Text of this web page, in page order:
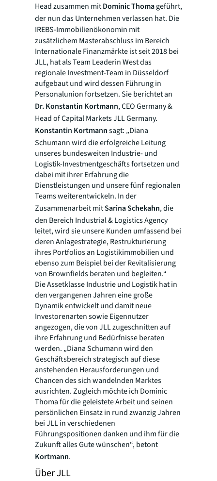
Head zusammen mitDominic Thomageführt,
der nun das Unternehmen verlassen hat. Die
IREBS-Immobilienökonomin mit
zusätzlichem Masterabschluss im Bereich
Internationale Finanzmärkte ist seit 2018 bei
JLL, hat als Team Leaderin West das
regionale Investment-Team in Düsseldorf
aufgebaut und wird dessen Führung in
Personalunion fortsetzen. Sie berichtet an
Dr. Konstantin Kortmann, CEO Germany &
Head of Capital Markets JLL Germany.
Konstantin Kortmannsagt: „Diana
Schumann wird die erfolgreiche Leitung
unseres bundesweiten Industrie- und
Logistik-Investmentgeschäfts fortsetzen und
dabei mit ihrer Erfahrung die
Dienstleistungen und unsere fünf regionalen
Teams weiterentwickeln. In der
Zusammenarbeit mitSarina Schekahn, die
den Bereich Industrial & Logistics Agency
leitet, wird sie unsere Kunden umfassend bei
deren Anlagestrategie, Restrukturierung
ihres Portfolios an Logistikimmobilien und
ebenso zum Beispiel bei der Revitalisierung
von Brownfields beraten und begleiten.“
Die Assetklasse Industrie und Logistik hat in
den vergangenen Jahren eine große
Dynamik entwickelt und damit neue
Investorenarten sowie Eigennutzer
angezogen, die von JLL zugeschnitten auf
ihre Erfahrung und Bedürfnisse beraten
werden. „Diana Schumann wird den
Geschäftsbereich strategisch auf diese
anstehenden Herausforderungen und
Chancen des sich wandelnden Marktes
ausrichten. Zugleich möchte ich Dominic
Thoma für die geleistete Arbeit und seinen
persönlichen Einsatz in rund zwanzig Jahren
bei JLL in verschiedenen
Führungspositionen danken und ihm für die
Zukunft alles Gute wünschen“, betont
Kortmann.
Über JLL